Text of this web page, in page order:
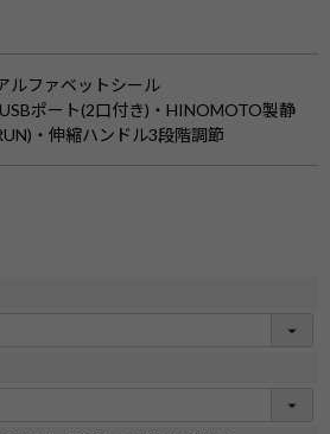
ルファベットシール
ポート(2口付き)・HINOMOTO製静
・伸縮ハンドル3段階調節